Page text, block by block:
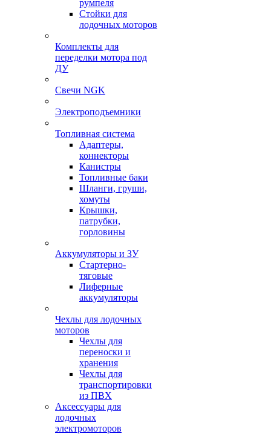
румпеля
Стойки для
лодочных моторов
Комплекты для
переделки мотора под
ДУ
Свечи NGK
Электроподъемники
Топливная система
Адаптеры,
коннекторы
Канистры
Топливные баки
Шланги, груши,
хомуты
Крышки,
патрубки,
горловины
Аккумуляторы и ЗУ
Стартерно-
тяговые
Лиферные
аккумуляторы
Чехлы для лодочных
моторов
Чехлы для
переноски и
хранения
Чехлы для
транспортировки
из ПВХ
Аксессуары для
лодочных
электромоторов